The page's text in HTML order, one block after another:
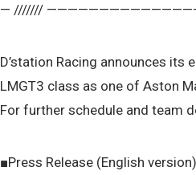
— ///////
D’station Racing announces
LMGT3 class as one of Aston
For further schedule and team
■Press Release (English version)